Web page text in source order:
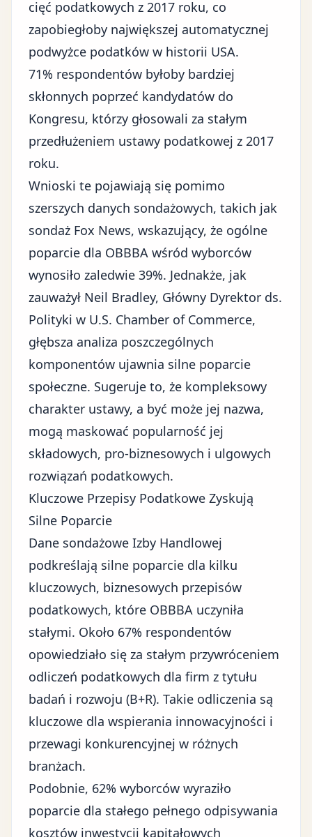
cięć podatkowych z 2017 roku, co
zapobiegłoby największej automatycznej
podwyżce podatków w historii USA.
71% respondentów byłoby bardziej
skłonnych poprzeć kandydatów do
Kongresu, którzy głosowali za stałym
przedłużeniem ustawy podatkowej z 2017
roku.
Wnioski te pojawiają się pomimo
szerszych danych sondażowych, takich jak
sondaż Fox News, wskazujący, że ogólne
poparcie dla OBBBA wśród wyborców
wynosiło zaledwie 39%. Jednakże, jak
zauważył Neil Bradley, Główny Dyrektor ds.
Polityki w U.S. Chamber of Commerce,
głębsza analiza poszczególnych
komponentów ujawnia silne poparcie
społeczne. Sugeruje to, że kompleksowy
charakter ustawy, a być może jej nazwa,
mogą maskować popularność jej
składowych, pro-biznesowych i ulgowych
rozwiązań podatkowych.
Kluczowe Przepisy Podatkowe Zyskują
Silne Poparcie
Dane sondażowe Izby Handlowej
podkreślają silne poparcie dla kilku
kluczowych, biznesowych przepisów
podatkowych, które OBBBA uczyniła
stałymi. Około 67% respondentów
opowiedziało się za stałym przywróceniem
odliczeń podatkowych dla firm z tytułu
badań i rozwoju (B+R). Takie odliczenia są
kluczowe dla wspierania innowacyjności i
przewagi konkurencyjnej w różnych
branżach.
Podobnie, 62% wyborców wyraziło
poparcie dla stałego pełnego odpisywania
kosztów inwestycji kapitałowych